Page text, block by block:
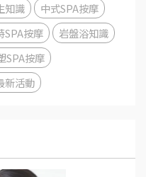
知識
中式SPA按摩
SPA按摩
岩盤浴知識
SPA按摩
新活動